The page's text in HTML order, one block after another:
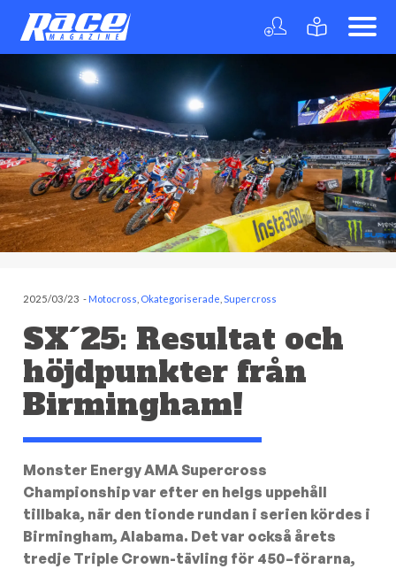
2025/03/23 -Motocross Okategoriserade Supercross
SX´25: Resultat och
höjdpunkter från
Birmingham!
Monster Energy AMA Supercross
Championship var efter en helgs uppehåll
tillbaka, när den tionde rundan i serien kördes i
Birmingham, Alabama. Det var också årets
tredje Triple Crown-tävling för 450–förarna,